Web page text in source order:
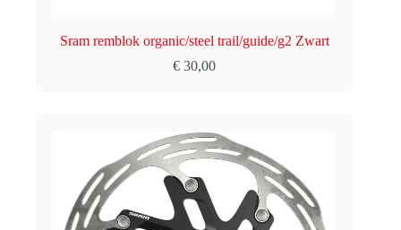
Sram remblok organic/steel trail/guide/g2 Zwart
€ 30,00